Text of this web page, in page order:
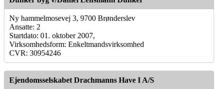
Ny hammelmosevej 3, 9700 Brønderslev
Ansatte: 2
Startdato: 01. oktober 2007,
Virksomhedsform: Enkeltmandsvirksomhed
CVR: 30954246
Ejendomsselskabet Drachmanns Have I A/S